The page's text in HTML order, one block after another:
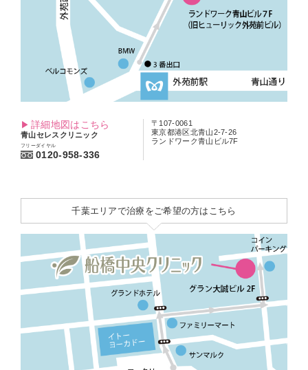
詳細地図はこちら
青山セレスクリニック
フリーダイヤル
0120-958-336
〒107-0061
東京都港区北青山2-7-26
ランドワーク青山ビル7F
千葉エリアで治療をご希望の方はこちら